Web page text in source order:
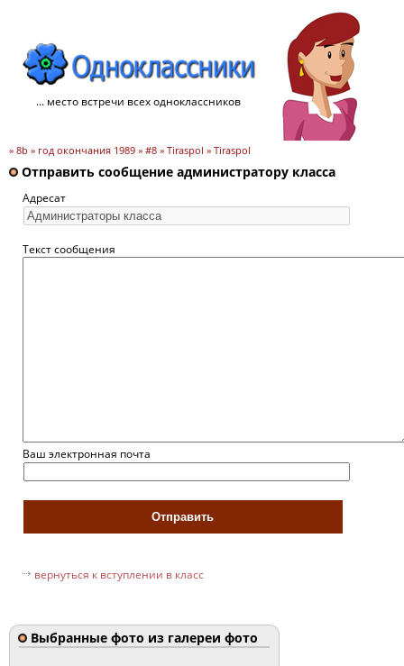
... место встречи всех одноклассников
» 8b » год окончания 1989 » #8 » Tiraspol » Tiraspol
Отправить сообщение администратору класса
Адресат
Текст сообщения
Ваш электронная почта
вернуться к вступлении в класс
Выбранные фото из галереи фото